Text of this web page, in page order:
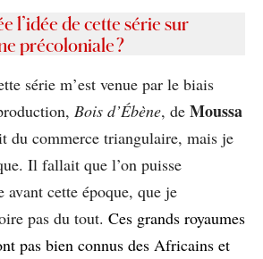
l’idée de cette série sur
précoloniale ?
série m’est venue par le biais
Bois d’Ébène, de Moussa
du commerce triangulaire, mais je
Il fallait que l’on puisse
cette époque, que je
pas du tout. Ces grands royaumes
pas bien connus des Africains et